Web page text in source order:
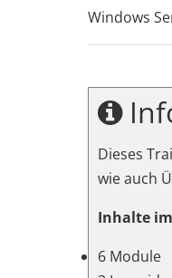
Windows
Dieses
wie auch
Inhalte
6 Module